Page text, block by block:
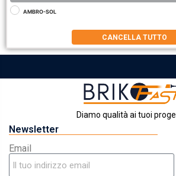
AMBRO-SOL
CANCELLA TUTTO
Diamo qualità ai tuoi
Newsletter
Email